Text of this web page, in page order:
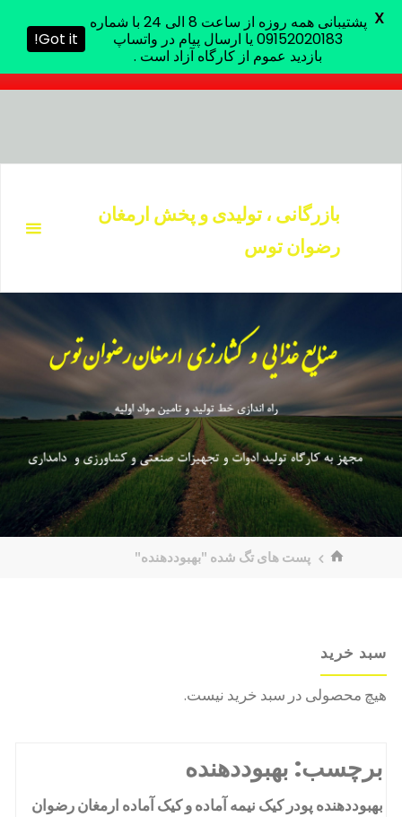
ارسال پیام در واتساپ بازدید عموم از کارگاه آزاد است .
بازرگانی ، تولیدی و پخش ارمغان
رضوان توس
خانهپست های تگ شده "بهبوددهنده"
سبد خرید
هیچ محصولی در سبد خرید نیست.
برچسب: بهبوددهنده
بهبوددهنده پودر کیک نیمه آماده و کیک آماده ارمغان رضوان
پشتیبانی همه روزه از ساعت 8 الی 24 با شماره
09152020183 یا ارسال پیام در واتساپ
بازدید عموم از کارگاه آزاد است .
Got it!
X